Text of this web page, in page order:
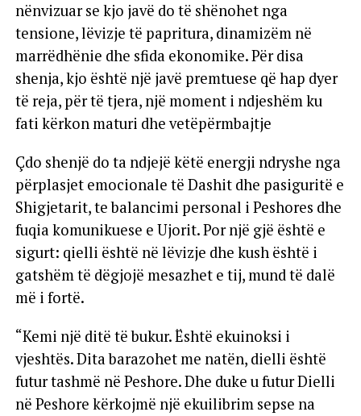
nënvizuar se kjo javë do të shënohet nga
tensione, lëvizje të papritura, dinamizëm në
marrëdhënie dhe sfida ekonomike. Për disa
shenja, kjo është një javë premtuese që hap dyer
të reja, për të tjera, një moment i ndjeshëm ku
fati kërkon maturi dhe vetëpërmbajtje
Çdo shenjë do ta ndjejë këtë energji ndryshe nga
përplasjet emocionale të Dashit dhe pasiguritë e
Shigjetarit, te balancimi personal i Peshores dhe
fuqia komunikuese e Ujorit. Por një gjë është e
sigurt: qielli është në lëvizje dhe kush është i
gatshëm të dëgjojë mesazhet e tij, mund të dalë
më i fortë.
“Kemi një ditë të bukur. Është ekuinoksi i
vjeshtës. Dita barazohet me natën, dielli është
futur tashmë në Peshore. Dhe duke u futur Dielli
në Peshore kërkojmë një ekuilibrim sepse na